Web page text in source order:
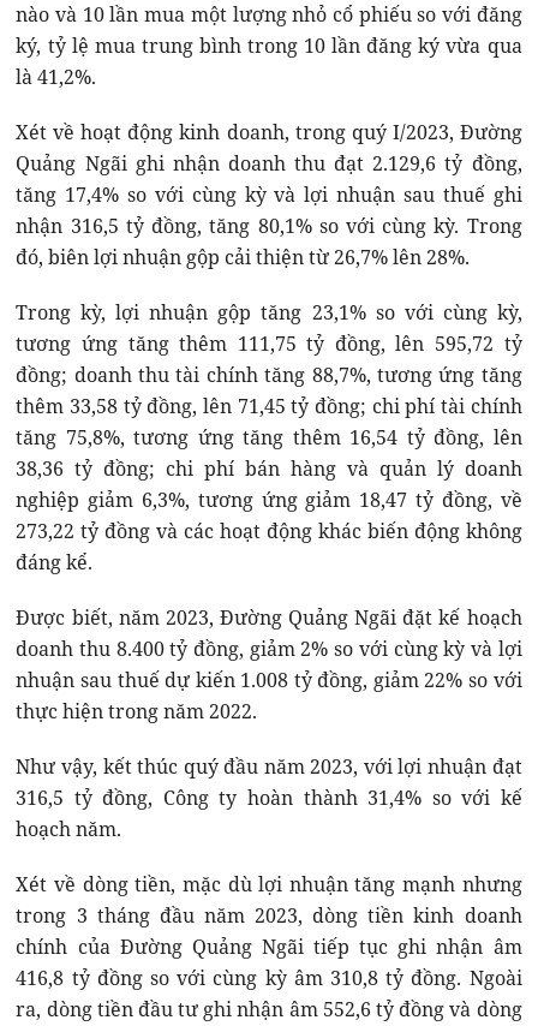
nào và 10 lần mua một lượng nhỏ cổ phiếu so với đăng
ký, tỷ lệ mua trung bình trong 10 lần đăng ký vừa qua
là 41,2%.
Xét về hoạt động kinh doanh, trong quý I/2023, Đường
Quảng Ngãi ghi nhận doanh thu đạt 2.129,6 tỷ đồng,
tăng 17,4% so với cùng kỳ và lợi nhuận sau thuế ghi
nhận 316,5 tỷ đồng, tăng 80,1% so với cùng kỳ. Trong
đó, biên lợi nhuận gộp cải thiện từ 26,7% lên 28%.
Trong kỳ, lợi nhuận gộp tăng 23,1% so với cùng kỳ,
tương ứng tăng thêm 111,75 tỷ đồng, lên 595,72 tỷ
đồng; doanh thu tài chính tăng 88,7%, tương ứng tăng
thêm 33,58 tỷ đồng, lên 71,45 tỷ đồng; chi phí tài chính
tăng 75,8%, tương ứng tăng thêm 16,54 tỷ đồng, lên
38,36 tỷ đồng; chi phí bán hàng và quản lý doanh
nghiệp giảm 6,3%, tương ứng giảm 18,47 tỷ đồng, về
273,22 tỷ đồng và các hoạt động khác biến động không
đáng kể.
Được biết, năm 2023, Đường Quảng Ngãi đặt kế hoạch
doanh thu 8.400 tỷ đồng, giảm 2% so với cùng kỳ và lợi
nhuận sau thuế dự kiến 1.008 tỷ đồng, giảm 22% so với
thực hiện trong năm 2022.
Như vậy, kết thúc quý đầu năm 2023, với lợi nhuận đạt
316,5 tỷ đồng, Công ty hoàn thành 31,4% so với kế
hoạch năm.
Xét về dòng tiền, mặc dù lợi nhuận tăng mạnh nhưng
trong 3 tháng đầu năm 2023, dòng tiền kinh doanh
chính của Đường Quảng Ngãi tiếp tục ghi nhận âm
416,8 tỷ đồng so với cùng kỳ âm 310,8 tỷ đồng. Ngoài
ra, dòng tiền đầu tư ghi nhận âm 552,6 tỷ đồng và dòng